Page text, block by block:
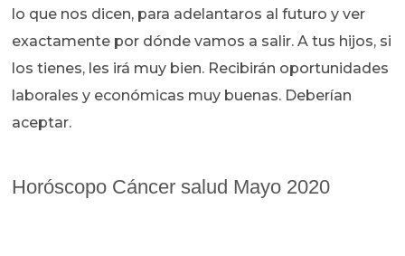
lo que nos dicen, para adelantaros al futuro y ver
exactamente por dónde vamos a salir. A tus hijos, si
los tienes, les irá muy bien. Recibirán oportunidades
laborales y económicas muy buenas. Deberían
aceptar.
Horóscopo Cáncer salud Mayo 2020